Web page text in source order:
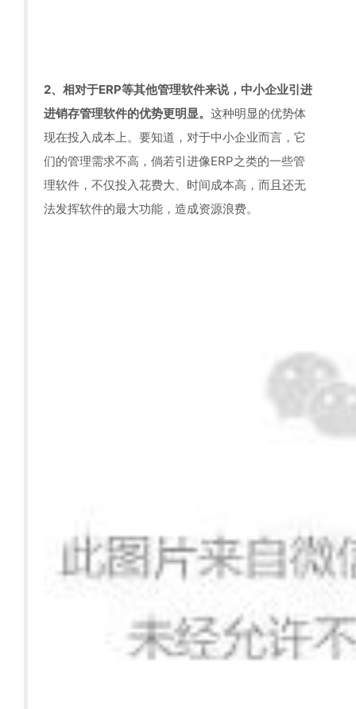
2、相对于ERP等其他管理软件来说，中小企业引进
进销存管理软件的优势更明显。 这种明显的优势体
现在投入成本上。要知道，对于中小企业而言，它
们的管理需求不高，倘若引进像ERP之类的一些管
理软件，不仅投入花费大、时间成本高，而且还无
法发挥软件的最大功能，造成资源浪费。